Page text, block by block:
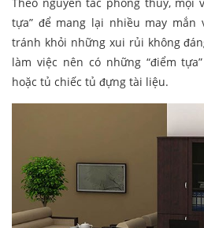
tựa” để mang lại nhiều may mắn
tránh khỏi những xui rủi không
làm việc nên có những “điểm
hoặc tủ chiếc tủ đựng tài liệu.